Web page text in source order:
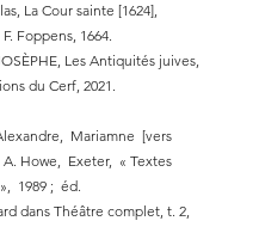
La Cour sainte [1624],
Foppens, 1664.
Les Antiquités juives,
du Cerf, 2021.
Mariamne [vers
A. Howe, Exeter, « Textes
1989 ; éd.
dans Théâtre complet, t. 2,